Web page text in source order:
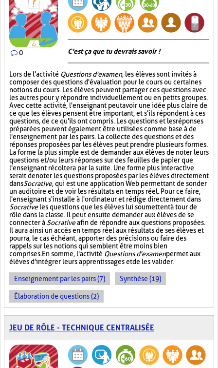
0 C'est ça que tu devrais savoir !
Lors de l'activité Questions d'examen, les élèves sont invités à
composer des questions d'évaluation pour le cours ou certaines
notions du cours. Les élèves peuvent partager ces questions avec
les autres pour y répondre individuellement ou en petits groupes.
Avec cette activité, l'enseignant peut avoir une idée plus claire de
ce que les élèves pensent être important, et s'ils répondent à ces
questions, de ce qu'ils ont compris. Les questions et les réponses
préparées peuvent également être utilisées comme base à de
l'enseignement par les pairs. La collecte des questions et des
réponses proposées par les élèves peut prendre plusieurs formes.
La forme la plus simple est de demander aux élèves de noter leurs
questions et/ou leurs réponses sur des feuilles de papier que
l'enseignant récoltera par la suite. Une forme plus interactive
serait de noter les questions proposées par les élèves directement
dansSocrative, qui est une application Web permettant de sonder
un auditoire et de voir les résultats en temps réel. Pour ce faire,
l'enseignant s'installe à l'ordinateur et rédige directement dans
Socrativeles questions que les élèves lui soumettent à tour de
rôle dans la classe. Il peut ensuite demander aux élèves de se
connecter à Socrativeafin de répondre aux questions proposées.
Il aura ainsi un accès en temps réel aux résultats de ses élèves et
pourra, le cas échéant, apporter des précisions ou faire des
rappels sur les notions qui semblent être moins bien
comprises. En somme, l'activité Questions d'examenpermet aux
élèves d'intégrer leurs apprentissages et de les valider.
Enseignement par les pairs (7) Synthèse (19)
Élaboration de questions (2)
JEU DE RÔLE - TECHNIQUE CENTRALISÉE